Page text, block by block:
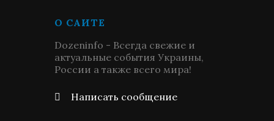
О САЙТЕ
Dozeninfo - Всегда свежие и
актуальные события Украины,
России а также всего мира!
Написать сообщение